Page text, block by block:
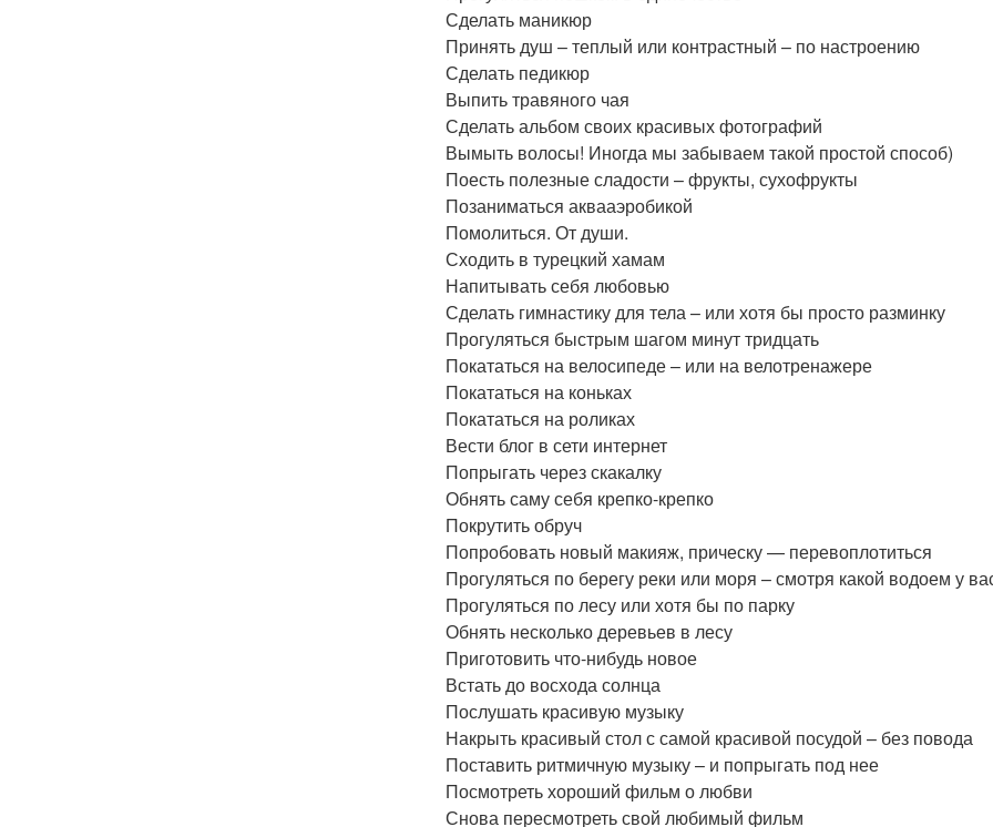
Сделать маникюр
Принять душ – теплый или контрастный – по настроению
Сделать педикюр
Выпить травяного чая
Сделать альбом своих красивых фотографий
Вымыть волосы! Иногда мы забываем такой простой способ)
Поесть полезные сладости – фрукты, сухофрукты
Позаниматься аквааэробикой
Помолиться. От души.
Сходить в турецкий хамам
Напитывать себя любовью
Сделать гимнастику для тела – или хотя бы просто разминку
Прогуляться быстрым шагом минут тридцать
Покататься на велосипеде – или на велотренажере
Покататься на коньках
Покататься на роликах
Вести блог в сети интернет
Попрыгать через скакалку
Обнять саму себя крепко-крепко
Покрутить обруч
Попробовать новый макияж, прическу — перевоплотиться
Прогуляться по берегу реки или моря – смотря какой водоем у
Прогуляться по лесу или хотя бы по парку
Обнять несколько деревьев в лесу
Приготовить что-нибудь новое
Встать до восхода солнца
Послушать красивую музыку
Накрыть красивый стол с самой красивой посудой – без повода
Поставить ритмичную музыку – и попрыгать под нее
Посмотреть хороший фильм о любви
Снова пересмотреть свой любимый фильм